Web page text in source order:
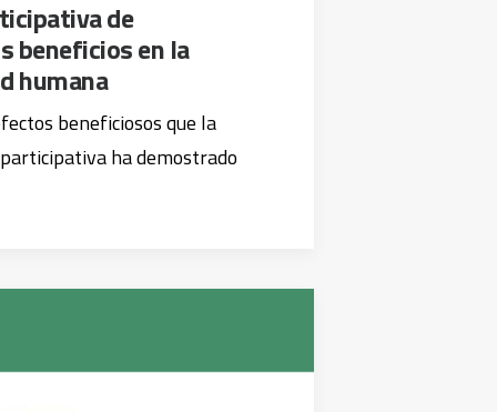
de
beneficios en la
humana
beneficiosos que la
ha demostrado